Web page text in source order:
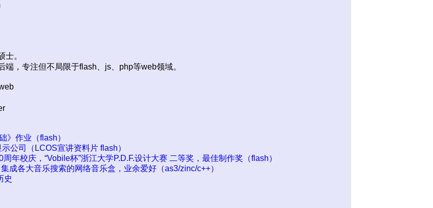
士。
，专注但不局限于flash、js、php等web领域。
》作业（flash）
公司（LCOS宣讲资料片 flash）
年校庆，“Vobile杯”浙江大学P.D.F.设计大赛 二等奖，最佳制作奖（flash）
成各大音乐搜索的网络音乐盒，业余爱好（as3/zinc/c++）
史